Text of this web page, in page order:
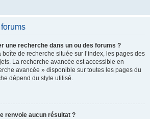
une recherche dans un ou des forums ?
de recherche située sur l’index, les pages des
La recherche avancée est accessible en
avancée » disponible sur toutes les pages du
dépend du style utilisé.
renvoie aucun résultat ?